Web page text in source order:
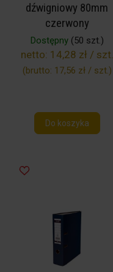
dźwigniowy 80mm
czerwony
Dostępny(50 szt.)
netto: 14,28 zł / szt.
(brutto: 17,56 zł / szt.)
Do koszyka